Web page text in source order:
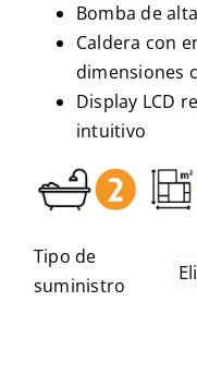
Bomba de
Caldera con
dimensiones
Display LCD
intuitivo
Tipo de
suministro